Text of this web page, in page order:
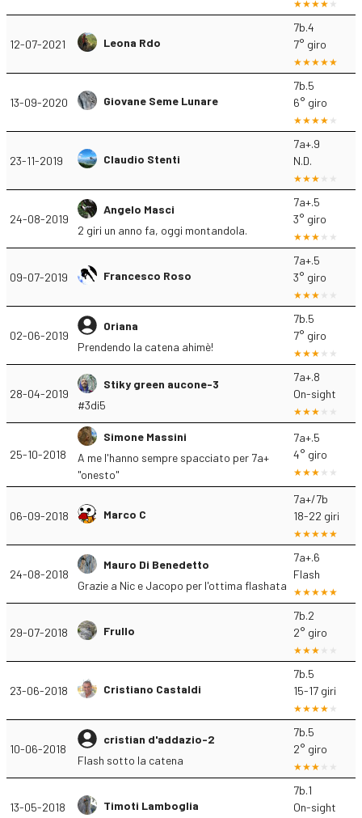
12-07-2021 Leona Rdo
7b.4
7° giro
13-09-2020 Giovane Seme Lunare
7b.5
6° giro
23-11-2019 Claudio Stenti
7a+.9
N.D.
24-08-2019
Angelo Masci
2 giri un anno fa, oggi montandola.
7a+.5
3° giro
09-07-2019 Francesco Roso
7a+.5
3° giro
02-06-2019
Oriana
Prendendo la catena ahimè!
7b.5
7° giro
28-04-2019
Stiky green aucone-3
#3di5
7a+.8
On-sight
25-10-2018
Simone Massini
A me l'hanno sempre spacciato per 7a+
"onesto"
7a+.5
4° giro
06-09-2018 Marco C
7a+/7b
18-22 giri
24-08-2018
Mauro Di Benedetto
Grazie a Nic e Jacopo per l'ottima flashata
7a+.6
Flash
29-07-2018 Frullo
7b.2
2° giro
23-06-2018 Cristiano Castaldi
7b.5
15-17 giri
10-06-2018
cristian d'addazio-2
Flash sotto la catena
7b.5
2° giro
13-05-2018 Timoti Lamboglia
7b.1
On-sight